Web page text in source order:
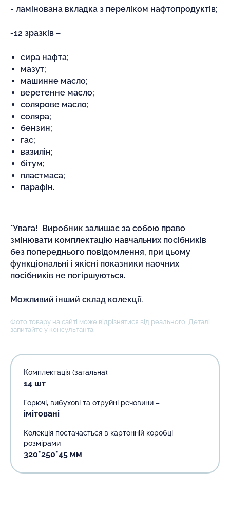
- ламінована вкладка з переліком нафтопродуктів;
-12 зразків –
сира нафта;
мазут;
машинне масло;
веретенне масло;
солярове масло;
соляра;
бензин;
гас;
вазилін;
бітум;
пластмаса;
парафін.
*Увага! Виробник залишає за собою право
змінювати комплектацію навчальних посібників
без попереднього повідомлення, при цьому
функціональні і якісні показники наочних
посібників не погіршуються.
Можливий інший склад колекції.
Фото товару на сайті може відрізнятися від реального. Деталі
запитайте у консультанта.
Комплектація (загальна):
14 шт
Горючі, вибухові та отруйні речовини –
імітовані
Колекція постачається в картонній коробці
розмірами
320*250*45 мм